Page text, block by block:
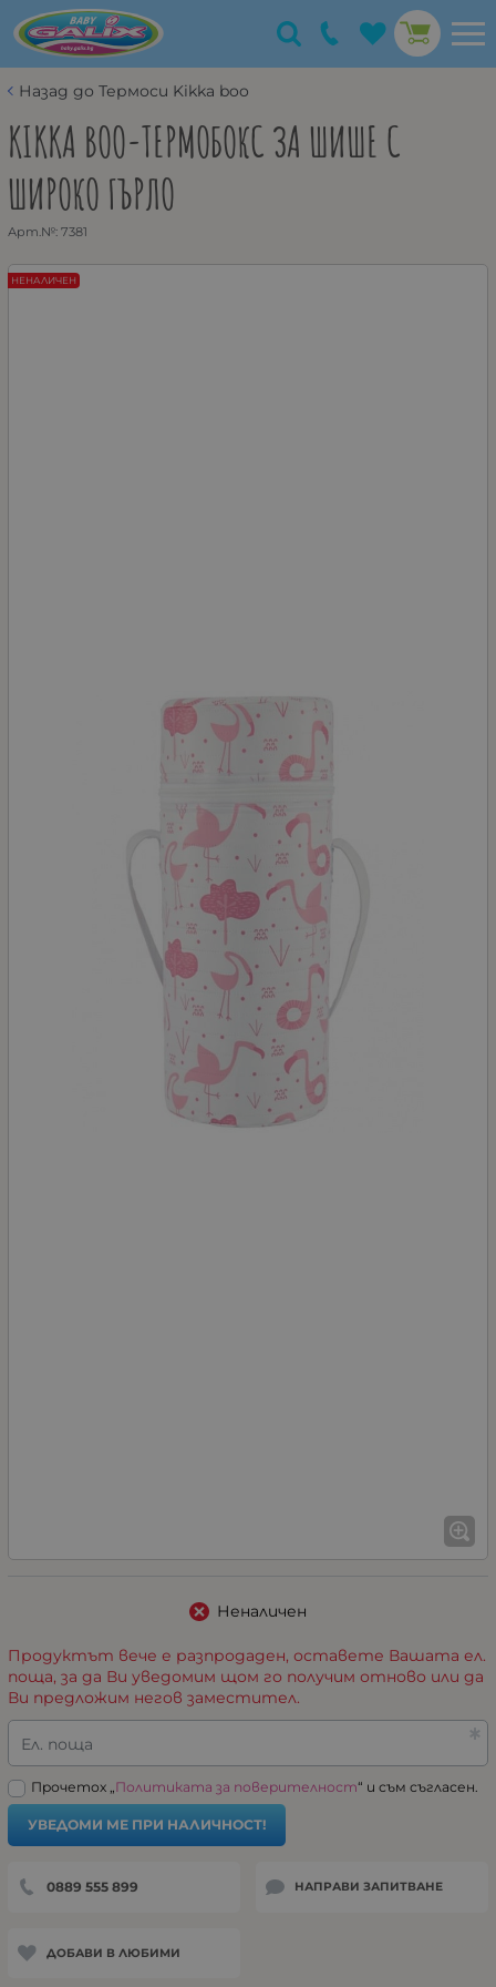
Назад до Термоси Kikka boo
KIKKA BOO-ТЕРМОБОКС ЗА ШИШЕ С
ШИРОКО ГЪРЛО
Арт.№: 7381
НЕНАЛИЧЕН
Неналичен
Продуктът вече е разпродаден, оставете Вашата ел.
поща, за да Ви уведомим щом го получим отново или да
Ви предложим негов заместител.
Ел. поща
Прочетох „Политиката за поверителност“ и съм съгласен.
УВЕДОМИ МЕ ПРИ НАЛИЧНОСТ!
0889 555 899 НАПРАВИ ЗАПИТВАНЕ
ДОБАВИ В ЛЮБИМИ